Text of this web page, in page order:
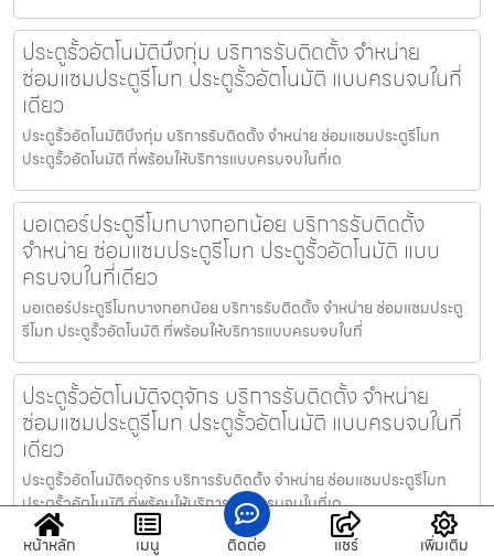
ประตูรั้วอัตโนมัติบึงกุ่ม บริการรับติดตั้ง จำหน่าย
ซ่อมแซมประตูรีโมท ประตูรั้วอัตโนมัติ แบบครบจบในที่
เดียว
ประตูรั้วอัตโนมัติบึงกุ่ม บริการรับติดตั้ง จำหน่าย ซ่อมแซมประตูรีโมท
ประตูรั้วอัตโนมัติ ที่พร้อมให้บริการแบบครบจบในที่เด
มอเตอร์ประตูรีโมทบางกอกน้อย บริการรับติดตั้ง
จำหน่าย ซ่อมแซมประตูรีโมท ประตูรั้วอัตโนมัติ แบบ
ครบจบในที่เดียว
มอเตอร์ประตูรีโมทบางกอกน้อย บริการรับติดตั้ง จำหน่าย ซ่อมแซมประตู
รีโมท ประตูรั้วอัตโนมัติ ที่พร้อมให้บริการแบบครบจบในที่
ประตูรั้วอัตโนมัติจตุจักร บริการรับติดตั้ง จำหน่าย
ซ่อมแซมประตูรีโมท ประตูรั้วอัตโนมัติ แบบครบจบในที่
เดียว
ประตูรั้วอัตโนมัติจตุจักร บริการรับติดตั้ง จำหน่าย ซ่อมแซมประตูรีโมท
ประตูรั้วอัตโนมัติ ที่พร้อมให้บริการแบบครบจบในที่เด
หน้าหลัก เมนู ติดต่อ แชร์ เพิ่มเติม